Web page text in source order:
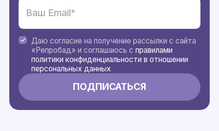
Даю согласие на получение рассылки с сайта
«Репробад» и соглашаюсь справилами
политики конфиденциальности в отношении
персональных данных